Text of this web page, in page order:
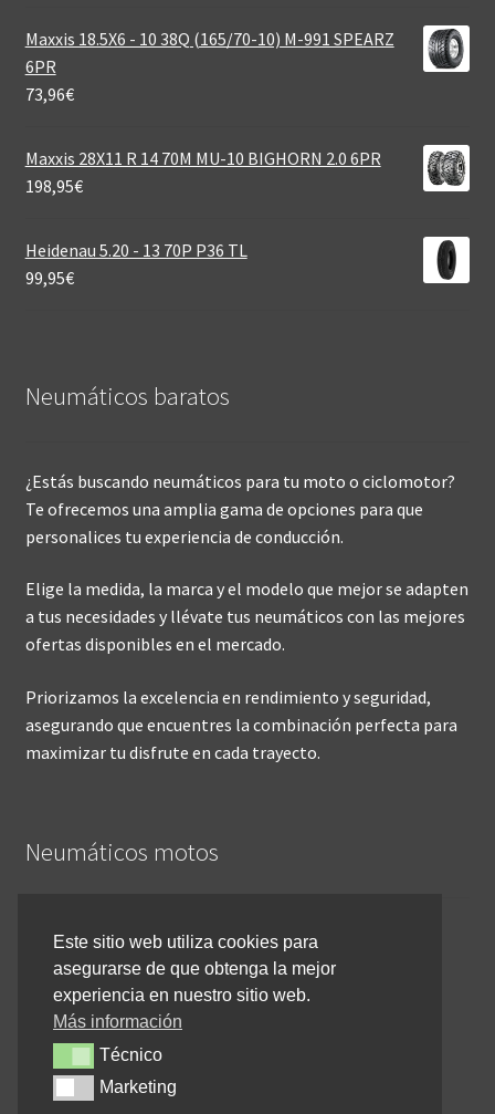
Maxxis 18.5X6 - 10 38Q (165/70-10) M-991 SPEARZ
6PR
73,96€
Maxxis 28X11 R 14 70M MU-10 BIGHORN 2.0 6PR
198,95€
Heidenau 5.20 - 13 70P P36 TL
99,95€
Neumáticos baratos
¿Estás buscando neumáticos para tu moto o ciclomotor?
Te ofrecemos una amplia gama de opciones para que
personalices tu experiencia de conducción.
Elige la medida, la marca y el modelo que mejor se adapten
a tus necesidades y llévate tus neumáticos con las mejores
ofertas disponibles en el mercado.
Priorizamos la excelencia en rendimiento y seguridad,
asegurando que encuentres la combinación perfecta para
maximizar tu disfrute en cada trayecto.
Neumáticos motos
Inicio
Cómo comprar online
Devoluciones y reembolsos
Cancelar pedido
Contacto
Este sitio web utiliza cookies para
asegurarse de que obtenga la mejor
experiencia en nuestro sitio web.
Más información
TécnicoTécnico
MarketingMarketing